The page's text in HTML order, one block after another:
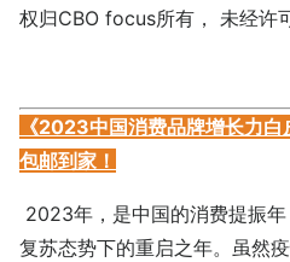
权归CBO focus所有， 未经许
《2023中国消费品牌增长力
包邮到家！
2023年，是中国的消费提振
复苏态势下的重启之年。虽然